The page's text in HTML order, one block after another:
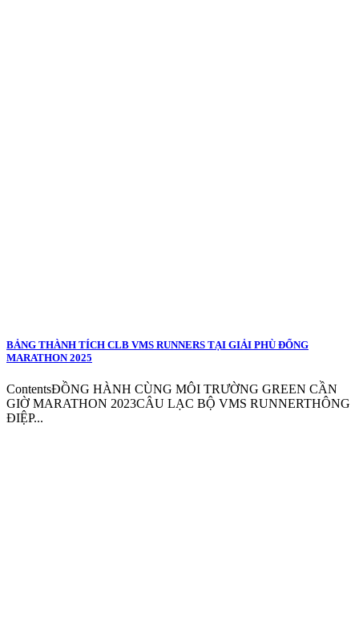
BẢNG THÀNH TÍCH CLB VMS RUNNERS TẠI GIẢI PHÙ ĐỔNG
MARATHON 2025
ContentsĐỒNG HÀNH CÙNG MÔI TRƯỜNG GREEN CẦN
GIỜ MARATHON 2023CÂU LẠC BỘ VMS RUNNERTHÔNG
ĐIỆP...